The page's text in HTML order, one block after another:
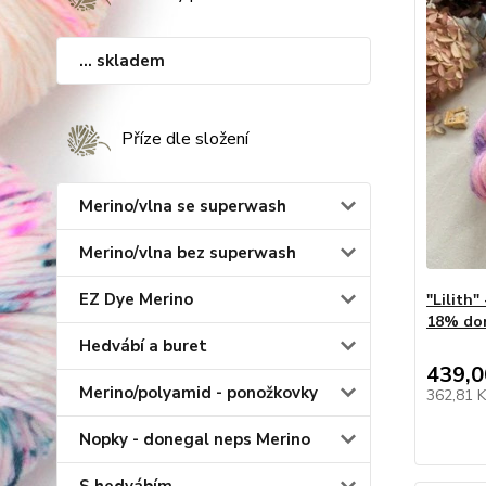
... skladem
Příze dle složení
Merino/vlna se superwash
Merino/vlna bez superwash
EZ Dye Merino
Hedvábí a buret
Merino/polyamid - ponožkovky
Nopky - donegal neps Merino
"Lilith"
18%
362,81